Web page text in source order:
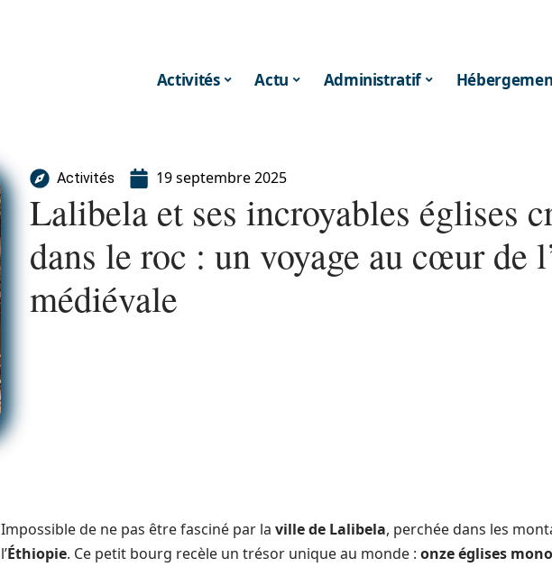
Activités Actu Administratif
Activités 19 septembre 2025
Lalibela et ses incroyables églises
dans le roc : un voyage au cœur de
médiévale
Impossible de ne pas être fasciné par la ville de Lalibela, perchée dans les
l’Éthiopie. Ce petit bourg recèle un trésor unique au monde : onze églises